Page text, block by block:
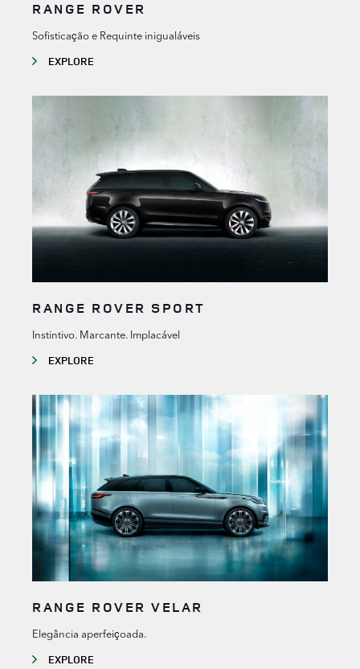
RANGE ROVER
Sofisticação e Requinte inigualáveis
EXPLORE
RANGE ROVER SPORT
Instintivo. Marcante. Implacável
EXPLORE
RANGE ROVER VELAR
Elegância aperfeiçoada.
EXPLORE